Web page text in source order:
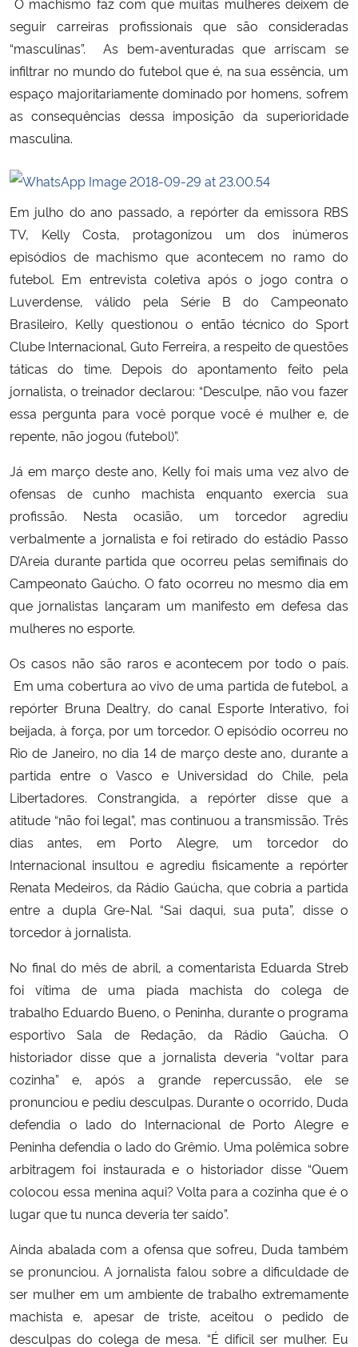
seguir carreiras profissionais que são consideradas
“masculinas”. As bem-aventuradas que arriscam se
infiltrar no mundo do futebol que é, na sua essência, um
espaço majoritariamente dominado por homens, sofrem
as consequências dessa imposição da superioridade
masculina.
Em julho do ano passado, a repórter da emissora RBS
TV, Kelly Costa, protagonizou um dos inúmeros
episódios de machismo que acontecem no ramo do
futebol. Em entrevista coletiva após o jogo contra o
Luverdense, válido pela Série B do Campeonato
Brasileiro, Kelly questionou o então técnico do Sport
Clube Internacional, Guto Ferreira, a respeito de questões
táticas do time. Depois do apontamento feito pela
jornalista, o treinador declarou: “Desculpe, não vou fazer
essa pergunta para você porque você é mulher e, de
repente, não jogou (futebol)”.
Já em março deste ano, Kelly foi mais uma vez alvo de
ofensas de cunho machista enquanto exercia sua
profissão. Nesta ocasião, um torcedor agrediu
verbalmente a jornalista e foi retirado do estádio Passo
D’Areia durante partida que ocorreu pelas semifinais do
Campeonato Gaúcho. O fato ocorreu no mesmo dia em
que jornalistas lançaram um manifesto em defesa das
mulheres no esporte.
Os casos não são raros e acontecem por todo o país.
Em uma cobertura ao vivo de uma partida de futebol, a
repórter Bruna Dealtry, do canal Esporte Interativo, foi
beijada, à força, por um torcedor. O episódio ocorreu no
Rio de Janeiro, no dia 14 de março deste ano, durante a
partida entre o Vasco e Universidad do Chile, pela
Libertadores. Constrangida, a repórter disse que a
atitude “não foi legal”, mas continuou a transmissão. Três
dias antes, em Porto Alegre, um torcedor do
Internacional insultou e agrediu fisicamente a repórter
Renata Medeiros, da Rádio Gaúcha, que cobria a partida
entre a dupla Gre-Nal. “Sai daqui, sua puta”, disse o
torcedor à jornalista.
No final do mês de abril, a comentarista Eduarda Streb
foi vítima de uma piada machista do colega de
trabalho Eduardo Bueno, o Peninha, durante o programa
esportivo Sala de Redação, da Rádio Gaúcha. O
historiador disse que a jornalista deveria “voltar para
cozinha” e, após a grande repercussão, ele se
pronunciou e pediu desculpas. Durante o ocorrido, Duda
defendia o lado do Internacional de Porto Alegre e
Peninha defendia o lado do Grêmio. Uma polêmica sobre
arbitragem foi instaurada e o historiador disse “Quem
colocou essa menina aqui? Volta para a cozinha que é o
lugar que tu nunca deveria ter saído”.
Ainda abalada com a ofensa que sofreu, Duda também
se pronunciou. A jornalista falou sobre a dificuldade de
ser mulher em um ambiente de trabalho extremamente
machista e, apesar de triste, aceitou o pedido de
desculpas do colega de mesa. “É difícil ser mulher. Eu